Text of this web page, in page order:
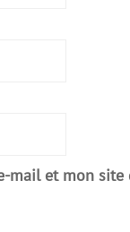
mail et mon